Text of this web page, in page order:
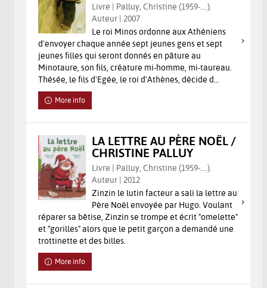
Livre | Palluy, Christine (1959-....).
Auteur | 2007
Le roi Minos ordonne aux Athéniens
d'envoyer chaque année sept jeunes gens et sept
jeunes filles qui seront donnés en pâture au
Minotaure, son fils, créature mi-homme, mi-taureau.
Thésée, le fils d'Egée, le roi d'Athènes, décide d...
More info
LA LETTRE AU PÈRE NOËL /
CHRISTINE PALLUY
Livre | Palluy, Christine (1959-....).
Auteur | 2012
Zinzin le lutin facteur a sali la lettre au
Père Noël envoyée par Hugo. Voulant
réparer sa bêtise, Zinzin se trompe et écrit "omelette"
et "gorilles" alors que le petit garçon a demandé une
trottinette et des billes.
More info